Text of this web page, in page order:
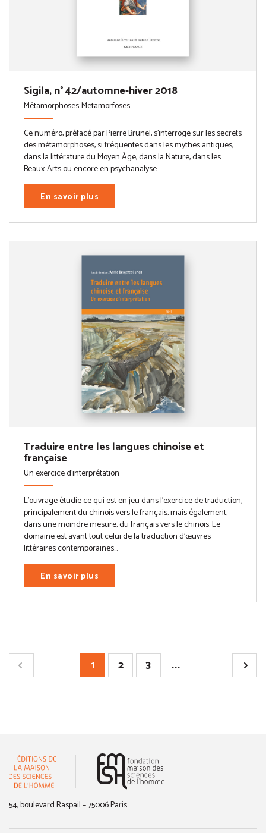
Sigila, n° 42/automne-hiver 2018
Métamorphoses-Metamorfoses
Ce numéro, préfacé par Pierre Brunel, s’interroge sur les secrets
des métamorphoses, si fréquentes dans les mythes antiques,
dans la littérature du Moyen Âge, dans la Nature, dans les
Beaux-Arts ou encore en psychanalyse. ...
En savoir plus
Traduire entre les langues chinoise et
française
Un exercice d'interprétation
L’ouvrage étudie ce qui est en jeu dans l’exercice de traduction,
principalement du chinois vers le français, mais également,
dans une moindre mesure, du français vers le chinois. Le
domaine est avant tout celui de la traduction d’œuvres
littéraires contemporaines...
En savoir plus
1 2 3 ...
54, boulevard Raspail – 75006 Paris